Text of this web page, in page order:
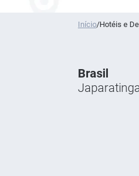
Início/Hotéis e
Brasil